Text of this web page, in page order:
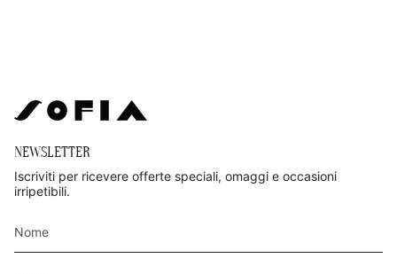
NEWSLETTER
Iscriviti per ricevere offerte speciali, omaggi e occasioni
irripetibili.